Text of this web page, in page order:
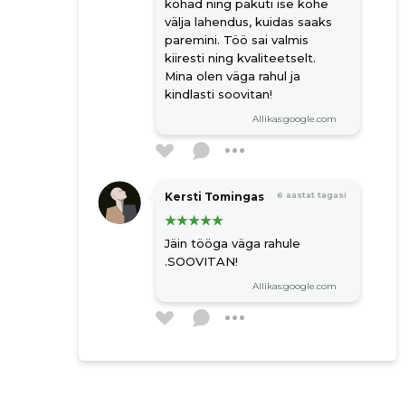
elektrijuhtmestiku paigaldamine või
kaablite vedamine
elektrisüsteemi maandamine
võrguühenduse loomine
renoveerimine
remont
detailid
siseviimistlustööd
harjumaa
vannitubade renoveerimine
kohad ning pakuti ise kohe
välja lahendus, kuidas saaks
paremini. Töö sai valmis
kiiresti ning kvaliteetselt.
Mina olen väga rahul ja
kindlasti soovitan!
Allikas:google.com
Kersti Tomingas 6 aastat tagasi
Jäin tööga väga rahule
.SOOVITAN!
Allikas:google.com